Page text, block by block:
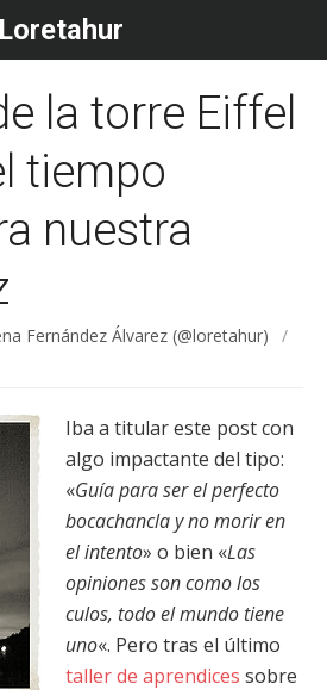
la torre Eiffel
tiempo
nuestra
Fernández Álvarez (@loretahur)
/
Iba a titular este post con
algo impactante del tipo:
«Guía para ser el perfecto
bocachancla y no morir en
el intento» o bien «Las
opiniones son como los
culos, todo el mundo tiene
uno«. Pero tras el último
taller de aprendices sobre